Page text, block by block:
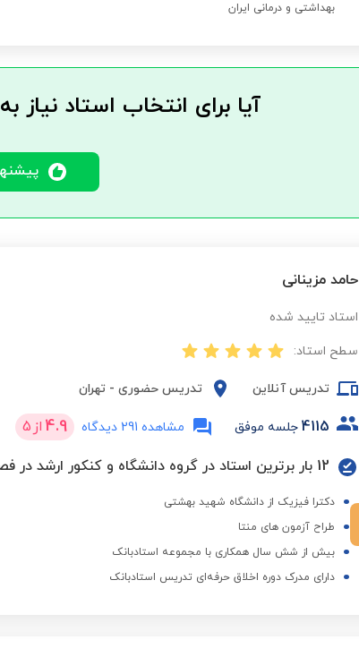
بهداشتی و درمانی ایران
آیا برای انتخاب استاد نیاز
حامد مزینانی
استاد تایید شده
سطح استاد:
تدریس آنلاین تدریس حضوری - تهران
4115 جلسه موفق مشاهده 291 دیدگاه 4.9 از 5
12 بار برترین استاد در گروه دانشگاه و کنکور ارشد در فصول مختلف
دکترا فیزیک از دانشگاه شهید بهشتی
طراح آزمون های منتا
بیش از شش سال همکاری با مجموعه استادبانک
دارای مدرک دوره اخلاق حرفه‌ای تدریس استادبانک